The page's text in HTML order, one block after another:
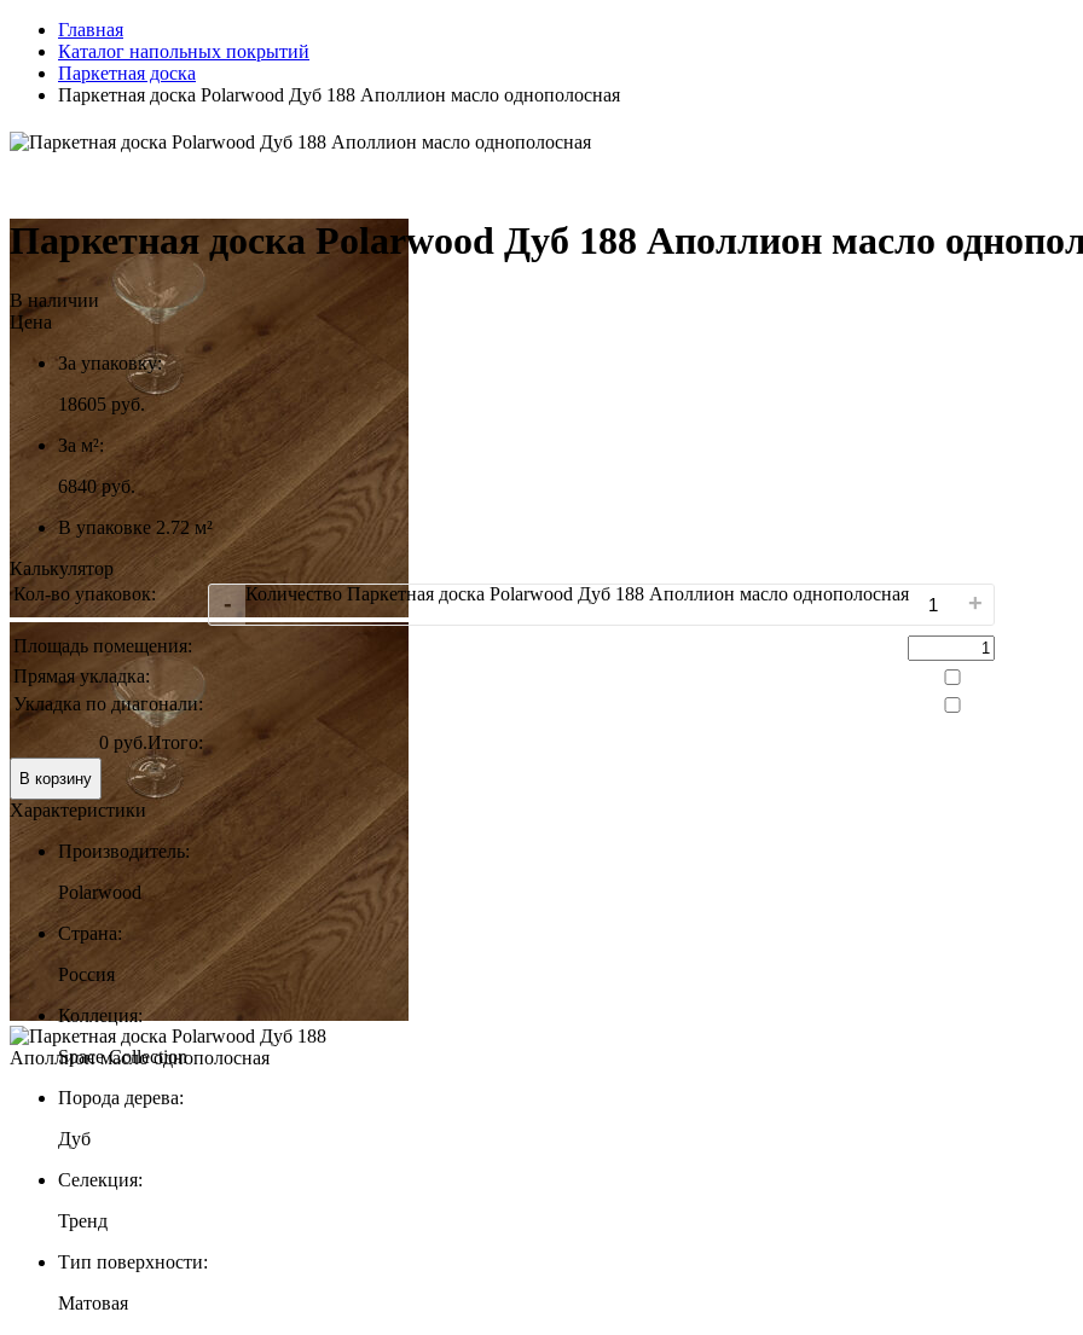
Главная
Каталог напольных покрытий
Паркетная доска
Паркетная доска Polarwood Дуб 188 Аполлион масло однополосная
Паркетная доска Polarwood Дуб 188 Аполлион масло
В наличии
Цена
За упаковку:
18605руб.
За м²:
6840 руб.
В упаковке 2.72 м²
Калькулятор
Кол-во упаковок:
- Количество Паркетная доска Polarwood Дуб 188 Аполлион масло однополосная +
Площадь помещения:
Прямая укладка:
Укладка по диагонали:
Итого:
0 руб.
В корзину
Характеристики
Производитель:
Polarwood
Страна:
Россия
Коллеция:
Space Collection
Порода дерева:
Дуб
Селекция:
Тренд
Тип поверхности:
Матовая